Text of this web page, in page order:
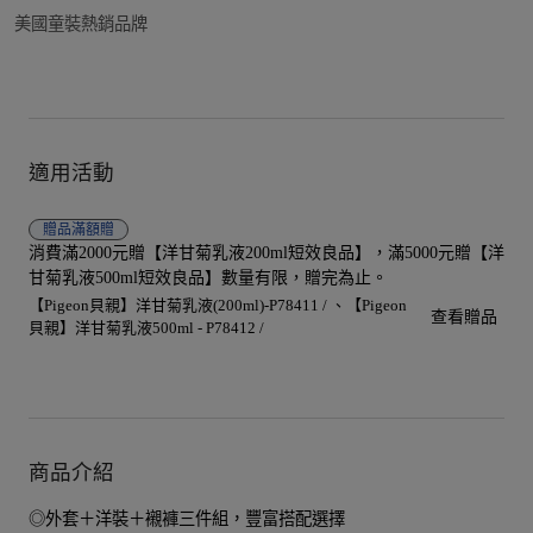
美國童裝熱銷品牌
適用活動
贈品滿額贈
消費滿2000元贈【洋甘菊乳液200ml短效良品】，滿5000元贈【洋
甘菊乳液500ml短效良品】數量有限，贈完為止。
【Pigeon貝親】洋甘菊乳液(200ml)-P78411 /
【Pigeon
貝親】洋甘菊乳液500ml - P78412 /
查看贈品
商品介紹
◎外套＋洋裝＋襯褲三件組，豐富搭配選擇